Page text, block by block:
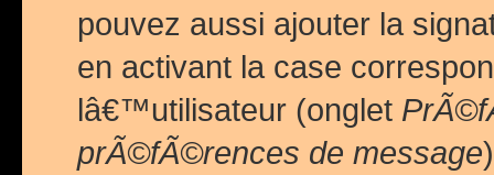
pouvez aussi ajouter la
en activant la case
lâ€™utilisateur (onglet
prÃ©fÃ©rences de message